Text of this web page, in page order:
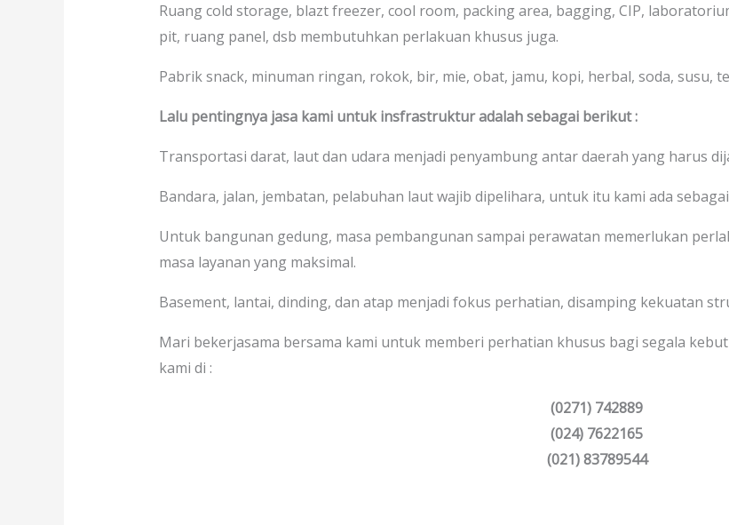
Ruang cold storage, blazt freezer, cool room, packing area, bagging, CIP,
pit, ruang panel, dsb membutuhkan perlakuan khusus juga.
Pabrik snack, minuman ringan, rokok, bir, mie, obat, jamu, kopi, herbal, soda, susu,
Lalu pentingnya jasa kami untuk insfrastruktur adalah sebagai berikut :
Transportasi darat, laut dan udara menjadi penyambung antar daerah yang harus
Bandara, jalan, jembatan, pelabuhan laut wajib dipelihara, untuk itu kami ada
Untuk bangunan gedung, masa pembangunan sampai perawatan memerlukan
masa layanan yang maksimal.
Basement, lantai, dinding, dan atap menjadi fokus perhatian, disamping kekuatan
Mari bekerjasama bersama kami untuk memberi perhatian khusus bagi segala
kami di :
(0271) 742889
(024) 7622165
(021) 83789544